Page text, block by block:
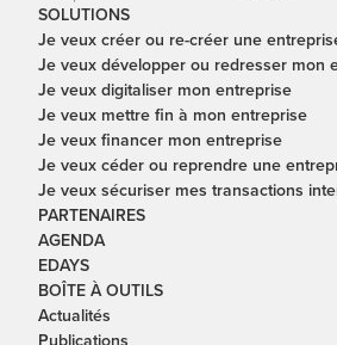
SOLUTIONS
Je veux créer ou re-créer une
Je veux développer ou redresser mon
Je veux digitaliser mon entreprise
Je veux mettre fin à mon entreprise
Je veux financer mon entreprise
Je veux céder ou reprendre une
Je veux sécuriser mes transactions
PARTENAIRES
AGENDA
EDAYS
BOÎTE À OUTILS
Actualités